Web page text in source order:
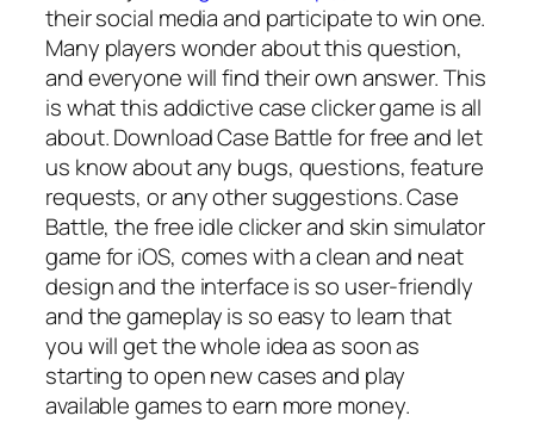
their social media and participate to win one.
Many players wonder about this question,
and everyone will find their own answer. This
is what this addictive case clicker game is all
about. Download Case Battle for free and let
us know about any bugs, questions, feature
requests, or any other suggestions. Case
Battle, the free idle clicker and skin simulator
game for iOS, comes with a clean and neat
design and the interface is so user-friendly
and the gameplay is so easy to learn that
you will get the whole idea as soon as
starting to open new cases and play
available games to earn more money.